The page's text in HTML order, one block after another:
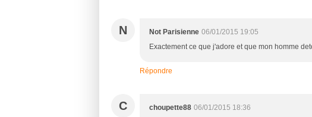
N Not Parisienne 06/01/2015 19:05
Exactement ce que j'adore et que mon homme
Répondre
C choupette88 06/01/2015 18:36